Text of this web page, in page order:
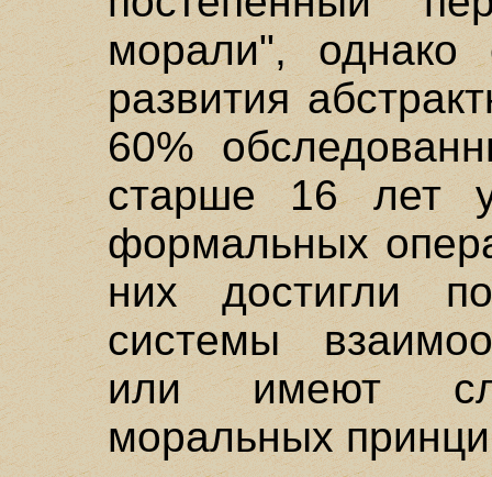
морали", однако
развития
60%
старше 16 лет
формальных
них достигли
системы
или имеют
моральных